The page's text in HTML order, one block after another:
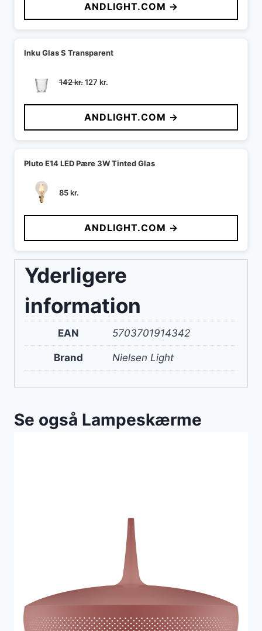
var:
140 kr..
er:
126 kr..
ANDLIGHT.COM →
Inku Glas S Transparent
142kr.Den
pris
var:
142 kr..
127 kr.
pris
er:
127 kr..
ANDLIGHT.COM →
Pluto E14 LED Pære 3W Tinted Glas
85kr.
ANDLIGHT.COM →
Yderligere
information
EAN 5703701914342
Brand Nielsen Light
Se også Lampeskærme